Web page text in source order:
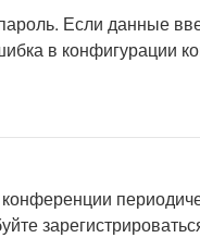
Если данные
в конфигурации